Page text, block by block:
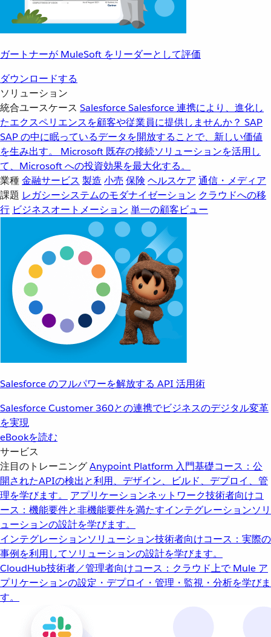
ガートナーが MuleSoft をリーダーとして評価
ダウンロードする
ソリューション
統合ユースケース SalesforceSalesforce 連携により、進化し
たエクスペリエンスを顧客や従業員に提供しませんか？ SAP
SAP の中に眠っているデータを開放することで、新しい価値
を生み出す。
Microsoft 既存の接続ソリューションを活用し
て、Microsoft への投資効果を最大化する。
業種金融サービス 製造 小売 保険 ヘルスケア 通信・メディア
課題 レガシーシステムのモダナイゼーション クラウドへの移
行 ビジネスオートメーション 単一の顧客ビュー
Salesforce のフルパワーを解放する API 活用術
Salesforce Customer 360との連携でビジネスのデジタル変革
を実現
eBookを読む
サービス
注目のトレーニングAnypoint Platform 入門基礎コース：公
開されたAPIの検出と利用、デザイン、ビルド、デプロイ、管
理を学びます。
アプリケーションネットワーク技術者向けコ
ース：機能要件と非機能要件を満たすインテグレーションソリ
ューションの設計を学びます。
インテグレーションソリューション技術者向けコース：実際の
事例を利用してソリューションの設計を学びます。
CloudHub技術者／管理者向けコース：クラウド上で Mule ア
プリケーションの設定・デプロイ・管理・監視・分析を学びま
す。